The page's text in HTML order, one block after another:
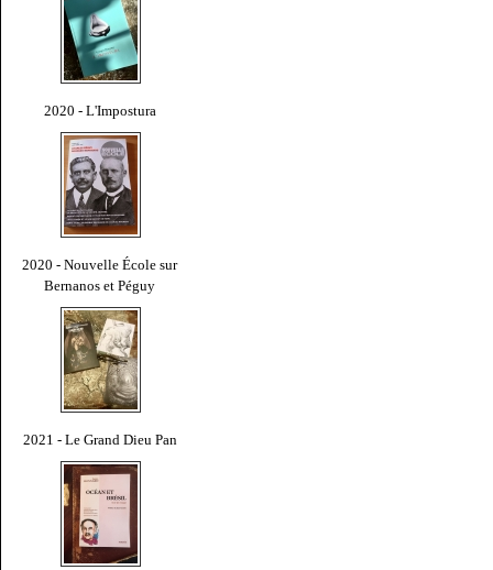
2020 - L'Impostura
2020 - Nouvelle École sur
Bernanos et Péguy
2021 - Le Grand Dieu Pan